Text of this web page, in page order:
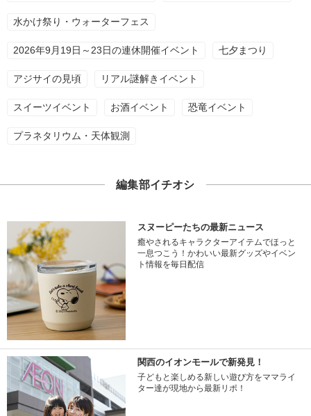
水かけ祭り・ウォーターフェス
2026年9月19日～23日の連休開催イベント 七夕まつり
アジサイの見頃 リアル謎解きイベント
スイーツイベント お酒イベント 恐竜イベント
プラネタリウム・天体観測
編集部イチオシ
スヌーピーたちの最新ニュース
癒やされるキャラクターアイテムでほっと
一息つこう！かわいい最新グッズやイベン
ト情報を毎日配信
関西のイオンモールで新発見！
子どもと楽しめる新しい遊び方をママライ
ター達が現地から最新リポ！